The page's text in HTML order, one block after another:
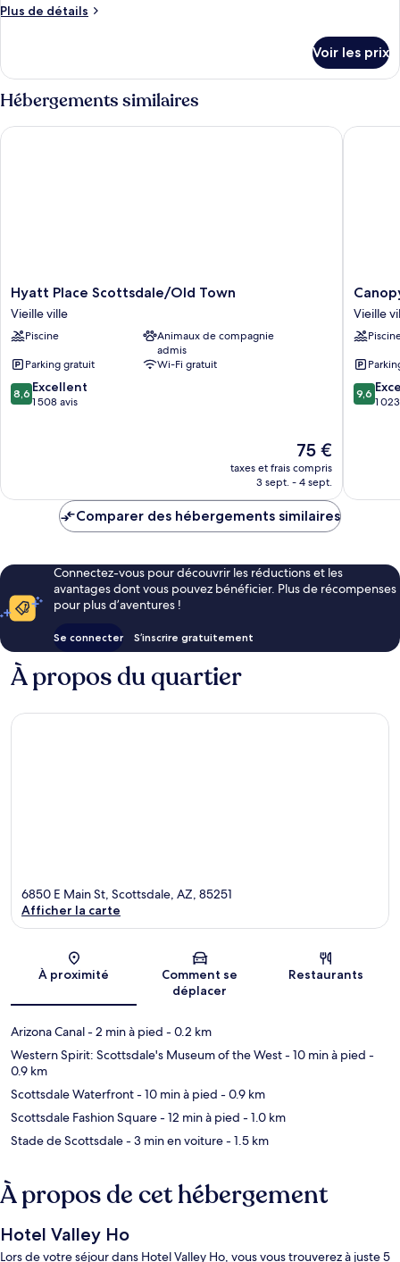
Plus de détails
Plus
le
type
de
Suite
Voir les prix
Hébergements similaires
Hyatt
Place
Scottsdale/Old
Town
ville
Hyatt Place Scottsdale/Old Town
Vieille ville
Piscine
Animaux de compagnie
admis
Parking gratuit
Wi-Fi gratuit
8.6
sur
8,6 Excellent
1 508 avis
Le
nouveau
prix
de
75 €
taxes et frais compris
3 sept. - 4 sept.
Hyatt Place Scottsdale/Old Town
Canopy
by
Hilton
Town
Vieille
ville
Vieille
9.6
sur
9,6
1
Canopy
Comparer des hébergements similaires
Connectez-vous pour découvrir les réductions et les
avantages dont vous pouvez bénéficier. Plus de récompenses
pour plus d’aventures !
Se connecter S’inscrire gratuitement
À propos du quartier
Carte
6850 E Main St, Scottsdale, AZ, 85251
Afficher la carte
À proximité
Comment se
déplacer
Restaurants
Arizona Canal- 2 min à pied - 0.2 km
Western Spirit: Scottsdale's Museum of the West- 10 min à pied -
0.9 km
Scottsdale Waterfront- 10 min à pied - 0.9 km
Scottsdale Fashion Square- 12 min à pied - 1.0 km
Stade de Scottsdale- 3 min en voiture- 1.5 km
À propos de cet hébergement
Hotel Valley Ho
Lors de votre séjour dans Hotel Valley Ho, vous vous trouverez à juste 5